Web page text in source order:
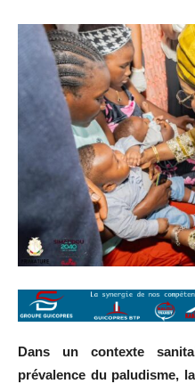
Dans un contexte
prévalence du paludisme,